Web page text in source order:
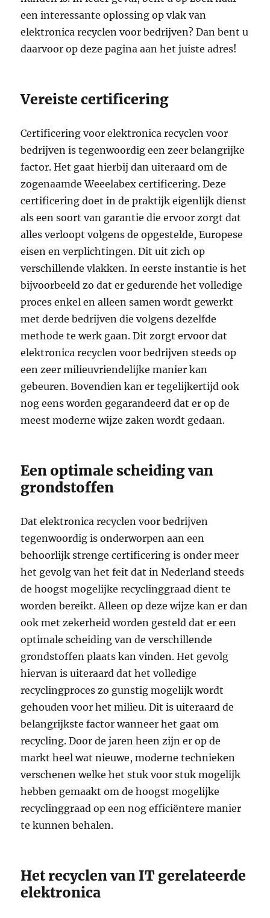
een interessante oplossing op vlak van
elektronica recyclen voor bedrijven? Dan bent u
daarvoor op deze pagina aan het juiste adres!
Vereiste certificering
Certificering voor elektronica recyclen voor
bedrijven is tegenwoordig een zeer belangrijke
factor. Het gaat hierbij dan uiteraard om de
zogenaamde Weeelabex certificering. Deze
certificering doet in de praktijk eigenlijk dienst
als een soort van garantie die ervoor zorgt dat
alles verloopt volgens de opgestelde, Europese
eisen en verplichtingen. Dit uit zich op
verschillende vlakken. In eerste instantie is het
bijvoorbeeld zo dat er gedurende het volledige
proces enkel en alleen samen wordt gewerkt
met derde bedrijven die volgens dezelfde
methode te werk gaan. Dit zorgt ervoor dat
elektronica recyclen voor bedrijven steeds op
een zeer milieuvriendelijke manier kan
gebeuren. Bovendien kan er tegelijkertijd ook
nog eens worden gegarandeerd dat er op de
meest moderne wijze zaken wordt gedaan.
Een optimale scheiding van
grondstoffen
Dat elektronica recyclen voor bedrijven
tegenwoordig is onderworpen aan een
behoorlijk strenge certificering is onder meer
het gevolg van het feit dat in Nederland steeds
de hoogst mogelijke recyclinggraad dient te
worden bereikt. Alleen op deze wijze kan er dan
ook met zekerheid worden gesteld dat er een
optimale scheiding van de verschillende
grondstoffen plaats kan vinden. Het gevolg
hiervan is uiteraard dat het volledige
recyclingproces zo gunstig mogelijk wordt
gehouden voor het milieu. Dit is uiteraard de
belangrijkste factor wanneer het gaat om
recycling. Door de jaren heen zijn er op de
markt heel wat nieuwe, moderne technieken
verschenen welke het stuk voor stuk mogelijk
hebben gemaakt om de hoogst mogelijke
recyclinggraad op een nog efficiëntere manier
te kunnen behalen.
Het recyclen van IT gerelateerde
elektronica